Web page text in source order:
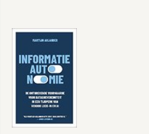
Duurzaamheid van
binnenuit
Bekijk alle boeken